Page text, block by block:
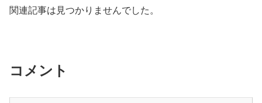
関連記事は見つかりませんでした。
コメント